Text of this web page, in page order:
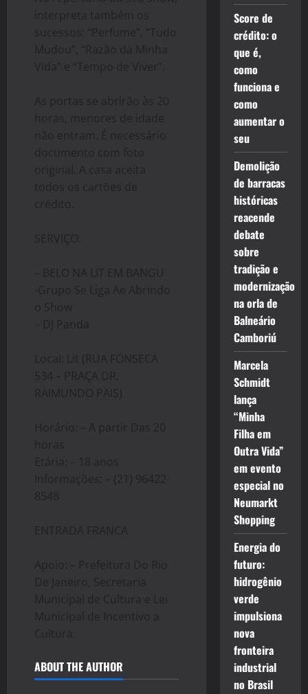
interpreta também os
sucessos: “Perfume”, “Tudo
Mudou”, “Razão da Minha
Vida” e “Tempo de Viver”.
As portas se abrirão às 20
horas, menores de idade
não entram. É necessário
documento com foto
original. A casa aceita
todos os cartões de
crédito.
SERVIÇO:
– BELO NA LIT EM BANGU
-Grupo Se Liga Ae Abrindo
o Show
– DJ Panda
Local: Lit (RUA FONSECA
534 – PRAÇA DR.
RAIMUNDO PAIS)
Horário: – A partir Das 20
horas
Etária: – 18 anos
Informações: – (21) 96422-
8548
ENTRADA FRANCA
Apoio: – Prefeitura Do Rio
De Janeiro, Secretaria
Municipal de Cultura e Lei
Municipal de Incentivo a
Cultura.
ABOUT THE AUTHOR
Score de
crédito: o
que é,
como
funciona e
como
aumentar o
seu
Demolição
de barracas
históricas
reacende
debate
sobre
tradição e
modernização
na orla de
Balneário
Camboriú
Marcela
Schmidt
lança
“Minha
Filha em
Outra Vida”
em evento
especial no
Neumarkt
Shopping
Energia do
futuro:
hidrogênio
verde
impulsiona
nova
fronteira
industrial
no Brasil